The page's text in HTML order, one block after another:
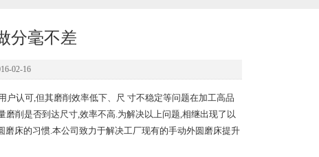
分毫不差
02-16
认可,但其磨削效率低下、尺 寸不稳定等问题在加工高品
削是否到达尺寸,效率不高.为解决以上问题,相继出现了以
床的习惯.本公司致力于解决工厂现有的手动外圆磨床提升